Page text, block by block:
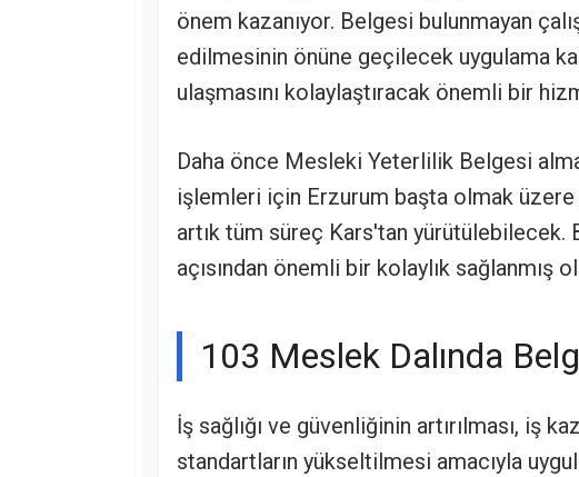
önem kazanıyor. Belgesi bulunmayan
edilmesinin önüne geçilecek uygulama
ulaşmasını kolaylaştıracak önemli bir
Daha önce Mesleki Yeterlilik Belgesi
işlemleri için Erzurum başta olmak
artık tüm süreç Kars'tan
açısından önemli bir kolaylık sağlanmış
103 Meslek Dalında
İş sağlığı ve güvenliğinin artırılması, iş
standartların yükseltilmesi amacıyla